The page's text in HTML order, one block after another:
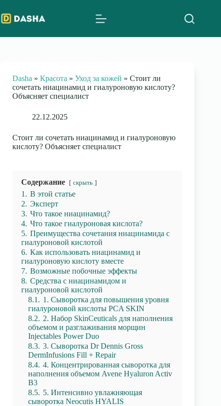
to
content
Dasha » Красота » Уход за кожей » Стоит ли
сочетать ниацинамид и гиалуроновую кислоту?
Объясняет специалист
22.12.2025
Стоит ли сочетать ниацинамид и гиалуроновую
кислоту? Объясняет специалист
Содержание скрыть
1. В этой статье
2. Эксперт
3. Что такое ниацинамид?
4. Что такое гиалуроновая кислота?
5. Преимущества сочетания ниацинамида с
гиалуроновой кислотой
6. Как использовать ниацинамид и
гиалуроновую кислоту вместе
7. Возможные побочные эффекты
8. Средства с ниацинамидом и
гиалуроновой кислотой
8.1. 1. Сыворотка для повышения уровня
гиалуроновой кислоты PCA SKIN
8.2. 2. Набор SkinCeuticals для наполнения
объемом и разглаживания морщин
Injectables Power Duo
8.3. 3. Сыворотка Dr Dennis Gross
DermInfusions Fill + Repair
8.4. 4. Концентрированная сыворотка для
наполнения объемом Avene Hyaluron Activ
B3
8.5. 5. Интенсивно увлажняющая
сыворотка Neocutis HYALIS